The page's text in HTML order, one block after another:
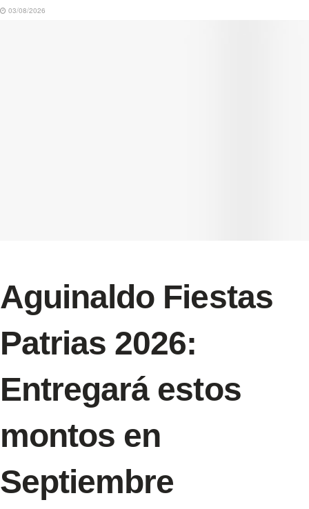
03/08/2026
Aguinaldo Fiestas
Patrias 2026:
Entregará estos
montos en
Septiembre